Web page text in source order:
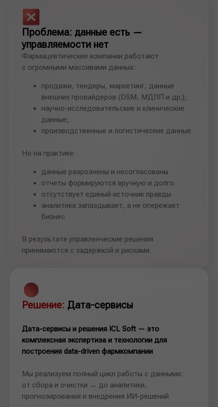
Проблема: данные есть —
управляемости нет
Фармацевтические компании работают
с огромными массивами данных:
продажи, тендеры, маркетинг, данные
внешних провайдеров (DSM, МДЛП и др.);
научно-исследовательские и клинические
данные;
производственные и логистические данные
Но на практике:
данные разрознены и несогласованы
отчеты формируются вручную и долго
отсутствует единый источник правды
аналитика запаздывает, а не опережает
бизнес
В результате управленческие решения
принимаются с задержкой и рисками
Решение: Дата-сервисы
Дата-сервисы и решения ICL Soft — это
комплексная экспертиза и технологии для
построения data-driven фармкомпании
Мы реализуем полный цикл работы с данными:
от сбора и очистки → до аналитики,
прогнозирования и внедрения ИИ-решений